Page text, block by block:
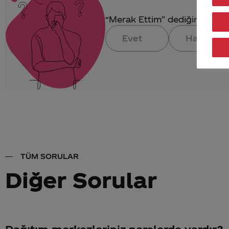
“Merak Ettim” dediğin
Evet
Hayır
TÜM SORULAR
Diğer Sorular